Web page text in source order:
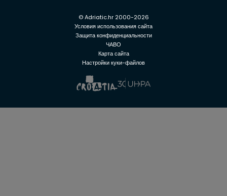
© Adriatic.hr 2000-2026
Условия использования сайта
Защита конфиденциальности
ЧАВО
Карта сайта
Настройки куки-файлов